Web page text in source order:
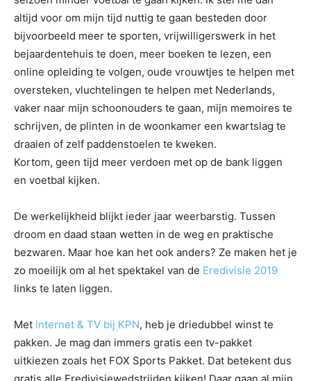
altijd voor om mijn tijd nuttig te gaan besteden door
bijvoorbeeld meer te sporten, vrijwilligerswerk in het
bejaardentehuis te doen, meer boeken te lezen, een
online opleiding te volgen, oude vrouwtjes te helpen met
oversteken, vluchtelingen te helpen met Nederlands,
vaker naar mijn schoonouders te gaan, mijn memoires te
schrijven, de plinten in de woonkamer een kwartslag te
draaien of zelf paddenstoelen te kweken.
Kortom, geen tijd meer verdoen met op de bank liggen
en voetbal kijken.
De werkelijkheid blijkt ieder jaar weerbarstig. Tussen
droom en daad staan wetten in de weg en praktische
bezwaren. Maar hoe kan het ook anders? Ze maken het je
zo moeilijk om al het spektakel van de Eredivisie 2019
links te laten liggen.
Met internet & TV bij KPN, heb je driedubbel winst te
pakken. Je mag dan immers gratis een tv-pakket
uitkiezen zoals het FOX Sports Pakket. Dat betekent dus